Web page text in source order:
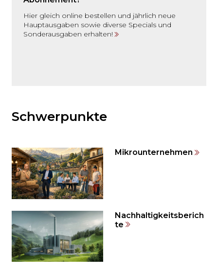
Hier gleich online bestellen und jährlich neue
Hauptausgaben sowie diverse Specials und
Sonderausgaben erhalten!
den
Inhalt
auslassen
und
direkt
zum
springen?
Schwerpunkte
Mikrounternehmen
Nachhaltigkeitsberich
te